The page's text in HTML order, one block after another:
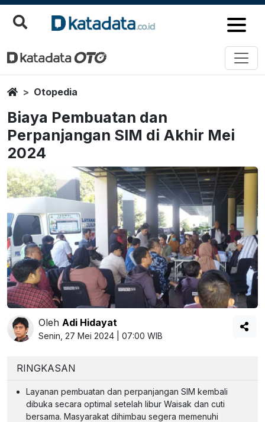
HomeOtopedia
Biaya Pembuatan dan
Perpanjangan SIM di Akhir Mei
2024
Oleh Adi Hidayat
Senin, 27 Mei 2024 | 07:00 WIB
RINGKASAN
Layanan pembuatan dan perpanjangan SIM kembali
dibuka secara optimal setelah libur Waisak dan cuti
bersama. Masyarakat dihimbau segera memenuhi